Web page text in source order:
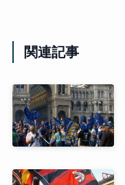
関連記事